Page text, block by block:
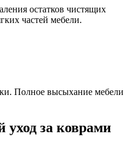
остатков чистящих
частей мебели.
Полное высыхание мебели
за коврами